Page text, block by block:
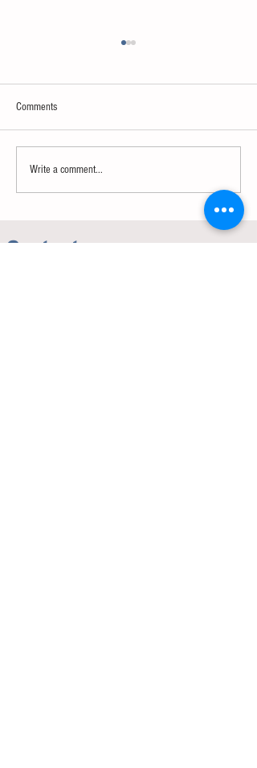
Comments
Write a comment...
Contact us